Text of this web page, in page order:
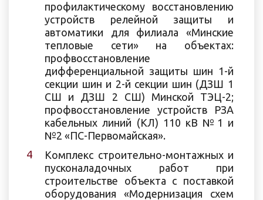
профилактическому восстановлению
устройств релейной защиты и
автоматики для филиала «Минские
тепловые сети» на объектах:
профвосстановление
дифференциальной защиты шин 1-й
секции шин и 2-й секции шин (ДЗШ 1
СШ и ДЗШ 2 СШ) Минской ТЭЦ-2;
профвосстановление устройств РЗА
кабельных линий (КЛ) 110 кВ №1 и
№2 «ПС-Первомайская».
Комплекс строительно-монтажных и
пусконаладочных работ при
строительстве объекта с поставкой
оборудования «Модернизация схем